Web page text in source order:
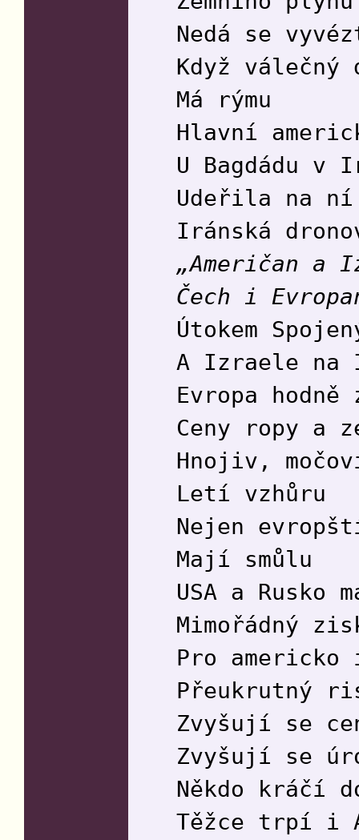
Nedá se
Když válečný
Má rýmu
Hlavní
U Bagdádu v
Udeřila na ní
Iránská
„Američan a
Čech i
Útokem
A Izraele na
Evropa
Ceny ropy a
Hnojiv,
Letí vzhůru
Nejen
Mají smůlu
USA a Rusko
Mimořádný
Pro
Přeukrutný
Zvyšují se
Zvyšují se
Někdo kráčí
Těžce trpí i